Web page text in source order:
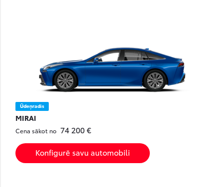
Ūdeņradis
MIRAI
Cena sākot no 74 200 €
Konfigurē savu automobili